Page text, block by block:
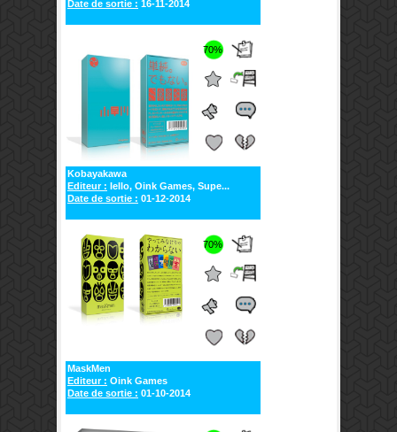
Date de sortie : 16-11-2014
70%
Kobayakawa
Editeur : Iello, Oink Games, Supe...
Date de sortie : 01-12-2014
70%
MaskMen
Editeur : Oink Games
Date de sortie : 01-10-2014